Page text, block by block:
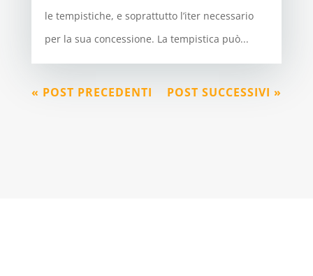
le tempistiche, e soprattutto l’iter necessario
per la sua concessione. La tempistica può...
« POST PRECEDENTI POST SUCCESSIVI »